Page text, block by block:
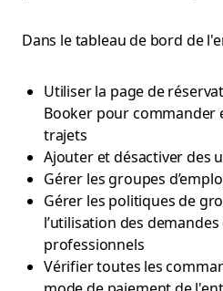
Dans le tableau de bord de
Utiliser la page de
Booker pour commander
trajets
Ajouter et désactiver des
Gérer les groupes
Gérer les politiques de
l’utilisation des
professionnels
Vérifier toutes les